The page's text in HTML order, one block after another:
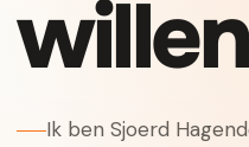
Ik ben Sjoerd